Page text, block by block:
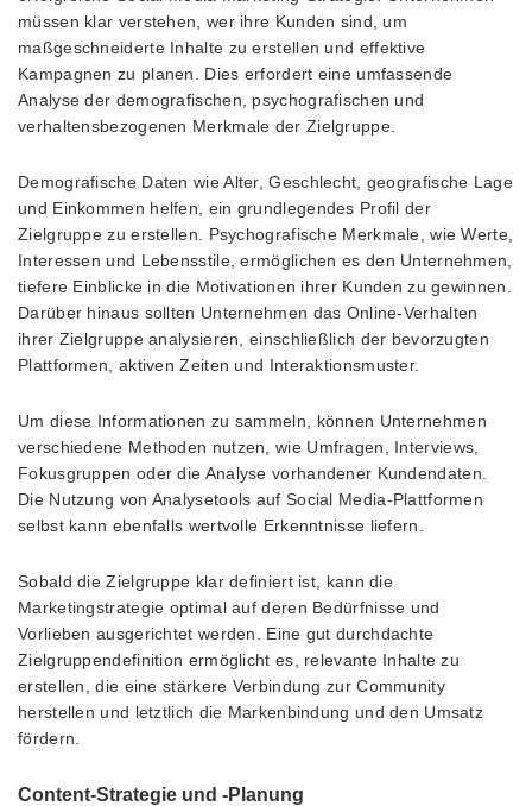
müssen klar verstehen, wer ihre Kunden sind, um
maßgeschneiderte Inhalte zu erstellen und effektive
Kampagnen zu planen. Dies erfordert eine umfassende
Analyse der demografischen, psychografischen und
verhaltensbezogenen Merkmale der Zielgruppe.
Demografische Daten wie Alter, Geschlecht, geografische Lage
und Einkommen helfen, ein grundlegendes Profil der
Zielgruppe zu erstellen. Psychografische Merkmale, wie Werte,
Interessen und Lebensstile, ermöglichen es den Unternehmen,
tiefere Einblicke in die Motivationen ihrer Kunden zu gewinnen.
Darüber hinaus sollten Unternehmen das Online-Verhalten
ihrer Zielgruppe analysieren, einschließlich der bevorzugten
Plattformen, aktiven Zeiten und Interaktionsmuster.
Um diese Informationen zu sammeln, können Unternehmen
verschiedene Methoden nutzen, wie Umfragen, Interviews,
Fokusgruppen oder die Analyse vorhandener Kundendaten.
Die Nutzung von Analysetools auf Social Media-Plattformen
selbst kann ebenfalls wertvolle Erkenntnisse liefern.
Sobald die Zielgruppe klar definiert ist, kann die
Marketingstrategie optimal auf deren Bedürfnisse und
Vorlieben ausgerichtet werden. Eine gut durchdachte
Zielgruppendefinition ermöglicht es, relevante Inhalte zu
erstellen, die eine stärkere Verbindung zur Community
herstellen und letztlich die Markenbindung und den Umsatz
fördern.
Content-Strategie und -Planung